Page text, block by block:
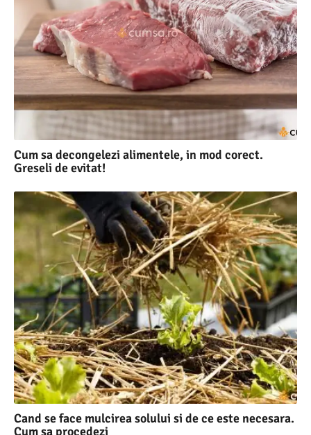
Cum sa decongelezi alimentele, in mod corect.
Greseli de evitat!
Cand se face mulcirea solului si de ce este necesara.
Cum sa procedezi